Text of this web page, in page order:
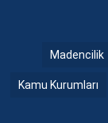
Madencilik
Kamu Kurumları